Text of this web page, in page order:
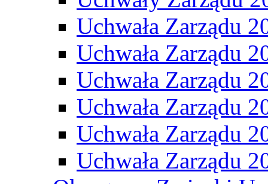
Uchwała Zarządu
Uchwała Zarządu
Uchwała Zarządu
Uchwała Zarządu
Uchwała Zarządu
Uchwała Zarządu